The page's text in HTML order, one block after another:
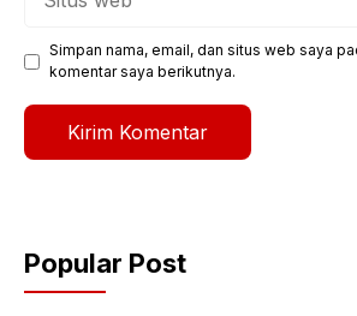
Simpan nama, email, dan situs web saya
komentar saya berikutnya.
Popular Post